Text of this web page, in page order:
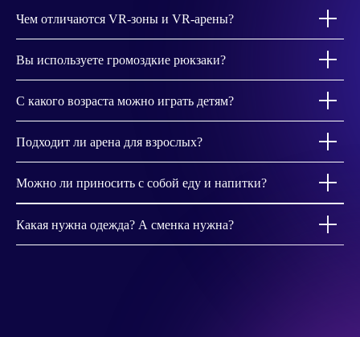
Чем отличаются VR-зоны и VR-арены?
Вы используете громоздкие рюкзаки?
С какого возраста можно играть детям?
Подходит ли арена для взрослых?
Можно ли приносить с собой еду и напитки?
Какая нужна одежда? А сменка нужна?